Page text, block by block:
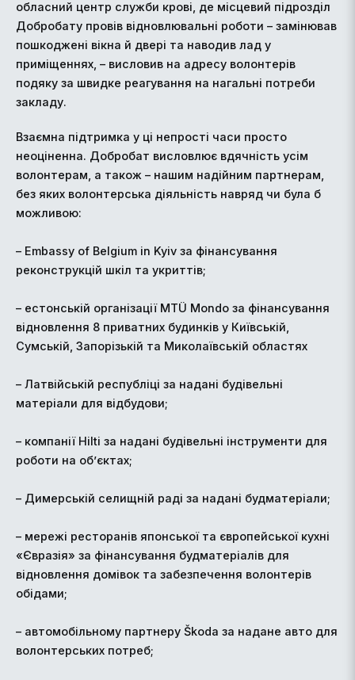
обласний центр служби крові, де місцевий підрозділ
Добробату провів відновлювальні роботи – замінював
пошкоджені вікна й двері та наводив лад у
приміщеннях, – висловив на адресу волонтерів
подяку за швидке реагування на нагальні потреби
закладу.
Взаємна підтримка у ці непрості часи просто
неоціненна. Добробат висловлює вдячність усім
волонтерам, а також – нашим надійним партнерам,
без яких волонтерська діяльність навряд чи була б
можливою:
– Embassy of Belgium in Kyiv за фінансування
реконструкцій шкіл та укриттів;
– естонській організації MTÜ Mondo за фінансування
відновлення 8 приватних будинків у Київській,
Сумській, Запорізькій та Миколаївській областях
– Латвійській республіці за надані будівельні
матеріали для відбудови;
– компанії Hilti за надані будівельні інструменти для
роботи на об’єктах;
– Димерській селищній раді за надані будматеріали;
– мережі ресторанів японської та європейської кухні
«Євразія» за фінансування будматеріалів для
відновлення домівок та забезпечення волонтерів
обідами;
– автомобільному партнеру Škoda за надане авто для
волонтерських потреб;